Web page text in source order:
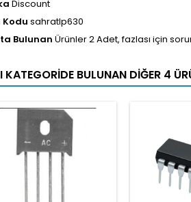
Discount
Kodu sahratlp630
Bulunan Ürünler 2 Adet, fazlası için
KATEGORIDE BULUNAN DIĞER 4